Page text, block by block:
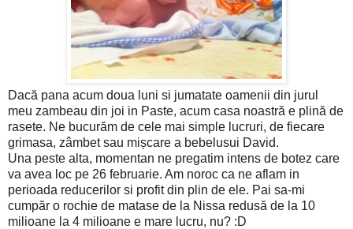
Dacă pana acum doua luni si jumatate oamenii din jurul
meu zambeau din joi in Paste, acum casa noastră e plină de
rasete. Ne bucurăm de cele mai simple lucruri, de fiecare
grimasa, zâmbet sau mișcare a bebelusui David.
Una peste alta, momentan ne pregatim intens de botez care
va avea loc pe 26 februarie. Am noroc ca ne aflam in
perioada reducerilor si profit din plin de ele. Pai sa-mi
cumpăr o rochie de matase de la Nissa redusă de la 10
milioane la 4 milioane e mare lucru, nu? :D